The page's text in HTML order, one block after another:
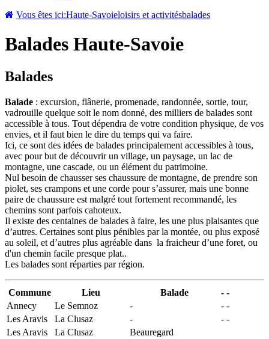
Vous êtes ici:Haute-Savoieloisirs et activitésbalades
Balades Haute-Savoie
Balades
Balade : excursion, flânerie, promenade, randonnée, sortie, tour,
vadrouille quelque soit le nom donné, des milliers de balades sont
accessible à tous. Tout dépendra de votre condition physique, de vos
envies, et il faut bien le dire du temps qui va faire.
Ici, ce sont des idées de balades principalement accessibles à tous,
avec pour but de découvrir un village, un paysage, un lac de
montagne, une cascade, ou un élément du patrimoine.
Nul besoin de chausser ses chaussure de montagne, de prendre son
piolet, ses crampons et une corde pour s’assurer, mais une bonne
paire de chaussure est malgré tout fortement recommandé, les
chemins sont parfois cahoteux.
Il existe des centaines de balades à faire, les une plus plaisantes que
d’autres. Certaines sont plus pénibles par la montée, ou plus exposé
au soleil, et d’autres plus agréable dans la fraicheur d’une foret, ou
d'un chemin facile presque plat..
Les balades sont réparties par région.
Commune Lieu Balade - -
Annecy
Le Semnoz - - -
Les Aravis
La Clusaz - - -
Les Aravis
La Clusaz
Beauregard